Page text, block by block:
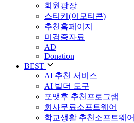
회원광장
스티커(이모티콘)
추천홈페이지
미검증자료
AD
Donation
BEST
AI 추천 서비스
AI 빌더 도구
포맷후 추천프로그램
회사무료소프트웨어
학교생활 추천소프트웨어